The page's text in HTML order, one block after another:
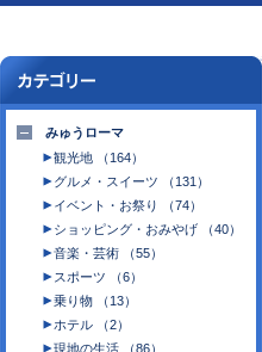
みゅうローマ
観光地 （164）
グルメ・スイーツ （131）
イベント・お祭り （74）
ショッピング・おみやげ （40）
音楽・芸術 （55）
スポーツ （6）
乗り物 （13）
ホテル （2）
現地の生活 （86）